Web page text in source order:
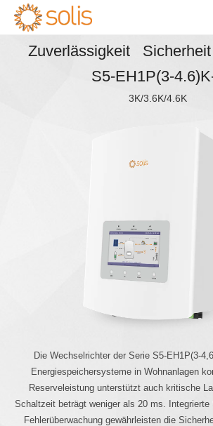
Zuverlässigkeit
S5-EH1P(3-
3K/3.6K/4.6K
Die Wechselrichter der Serie S5-EH1P(3-
Energiespeichersysteme in Wohnanlagen
Reserveleistung unterstützt auch kritische
Schaltzeit beträgt weniger als 20 ms.
Fehlerüberwachung gewährleisten die